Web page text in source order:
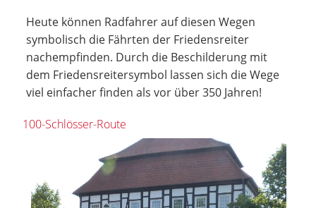
Heute können Radfahrer auf diesen Wegen
symbolisch die Fährten der Friedensreiter
nachempfinden. Durch die Beschilderung mit
dem Friedensreitersymbol lassen sich die Wege
viel einfacher finden als vor über 350 Jahren!
100-Schlösser-Route